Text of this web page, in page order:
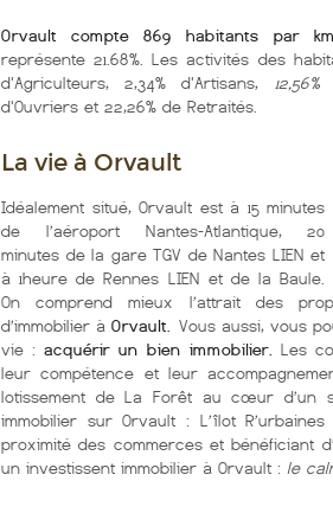
Orvault compte 869 habitants par
représente 21.68%. Les activités des
d'Agriculteurs, 2,34% d'Artisans,
d'Ouvriers et 22,26% de Retraités.
La vie à Orvault
Idéalement situé, Orvault est à 15 minutes
de l’aéroport Nantes-Atlantique, 20
minutes de la gare TGV de Nantes LIEN et
à 1heure de Rennes LIEN et de la Baule.
On comprend mieux l’attrait des
d’immobilier àOrvault. Vous aussi, vous
vie : acquérir un bien immobilier.
Les
leur compétence et leur
lotissement de La Forêt au cœur d’un
immobilier sur Orvault : L’îlot
proximité des commerces et bénéficiant
un investissent immobilier à Orvault : le